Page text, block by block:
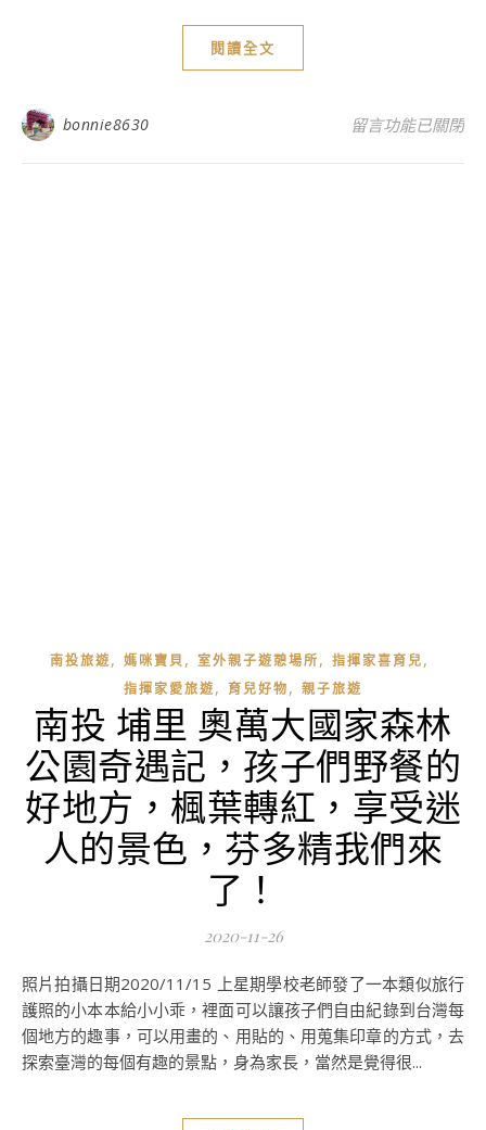
閱讀全文
bonnie8630 在〈恩霖實業有
留言功能已關閉
南投旅遊, 媽咪寶貝, 室外親子遊憩場所, 指揮家喜育兒,
指揮家愛旅遊, 育兒好物, 親子旅遊
南投 埔里 奧萬大國家森林
公園奇遇記，孩子們野餐的
好地方，楓葉轉紅，享受迷
人的景色，芬多精我們來
了！
2020-11-26
照片拍攝日期2020/11/15 上星期學校老師發了一本類似旅行
護照的小本本給小小乖，裡面可以讓孩子們自由紀錄到台灣每
個地方的趣事，可以用畫的、用貼的、用蒐集印章的方式，去
探索臺灣的每個有趣的景點，身為家長，當然是覺得很...